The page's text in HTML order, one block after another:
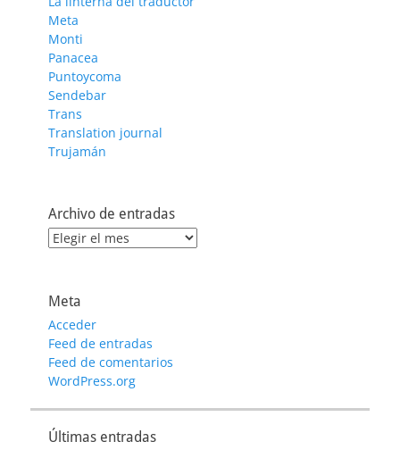
Meta
Monti
Panacea
Puntoycoma
Sendebar
Trans
Translation journal
Trujamán
Archivo de entradas
Archivo
Meta
Acceder
Feed de entradas
Feed de comentarios
WordPress.org
Últimas entradas